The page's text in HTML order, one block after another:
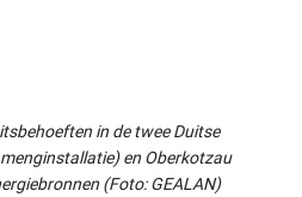
in de twee Duitse
en Oberkotzau
(Foto: GEALAN)